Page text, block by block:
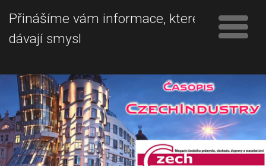
Přinášíme vám informace, které
dávají smysl